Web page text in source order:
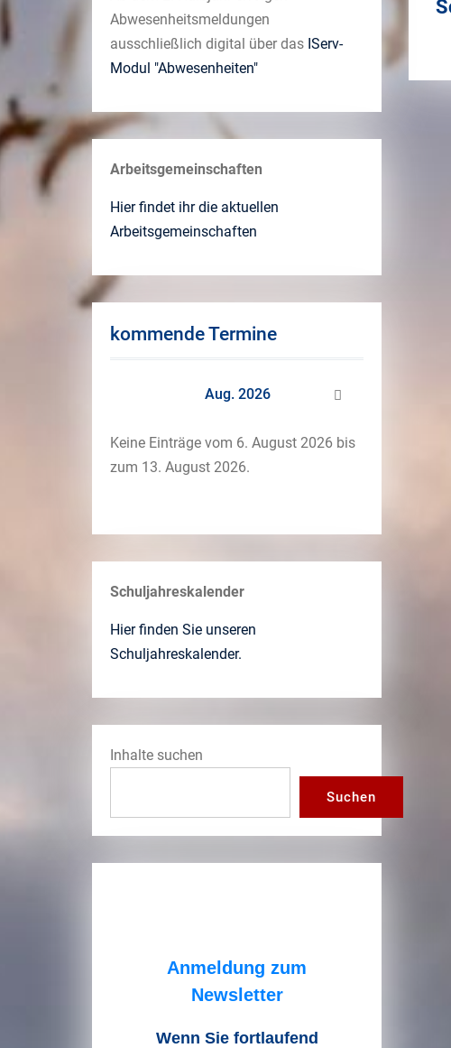
Abwesenheitsmeldungen
ausschließlich digital über das IServ-
Modul "Abwesenheiten"
Arbeitsgemeinschaften
Hier findet ihr die aktuellen
Arbeitsgemeinschaften
kommende Termine
Aug. 2026
Keine Einträge vom 6. August 2026 bis
zum 13. August 2026.
Schuljahreskalender
Hier finden Sie unseren
Schuljahreskalender.
Inhalte suchen
Suchen
Anmeldung zum
Newsletter
Wenn Sie fortlaufend